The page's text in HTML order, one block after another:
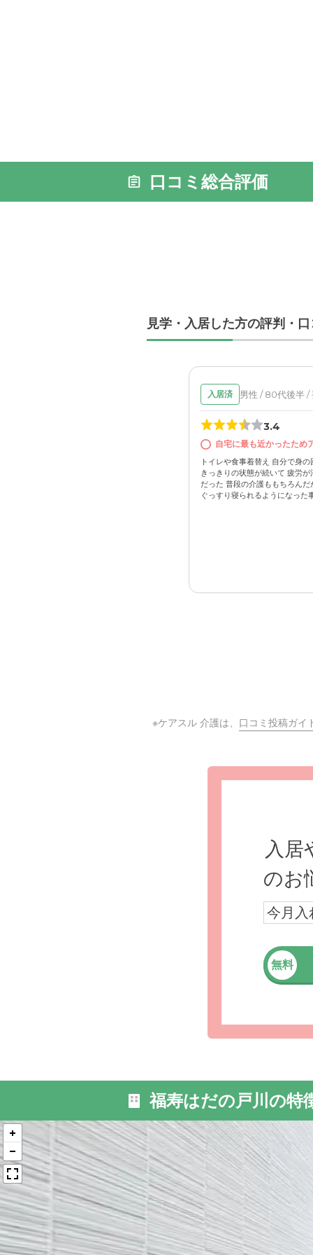
口コミ総合評価
見学・入居した方の評判・
入居済 男性 / 80代後半 /
3.4
自宅に最も近かったため
トイレや食事着替え 自分で身
きっきりの状態が続いて 疲労
だった 普段の介護ももちろん
ぐっすり寝られるようになった
※ケアスル 介護は、 口コミ投稿ガイ
入居
のお
今月入
無料
福寿はだの戸川の特